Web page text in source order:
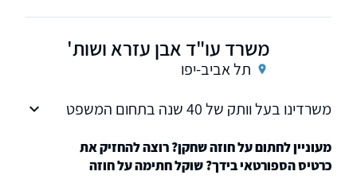
משרד עו"ד אבן עזרא ושות'
תל אביב-יפו
משרדינו בעל וותק של 40 שנה בתחום המשפט
מקרקעין נדל"ן ודיני עבודה.
מעוניין לחתום על חוזה שחקן? רוצה להחזיק את
כרטיס הספורטאי בידך? שוקל חתימה על חוזה